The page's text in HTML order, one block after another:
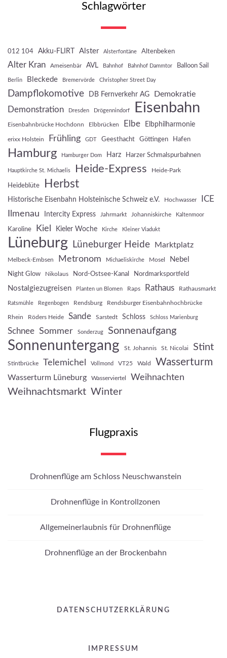
Schlagwörter
012 104 Akku-FLIRT Alster Alsterfontäne Altenbeken
Alter Kran Ameisenbär AVL Bahnhof Bahnhof Dammtor Balloon Sail
Berlin Bleckede Bremervörde Christopher Street Day
Dampflokomotive DB Fernverkehr AG Demokratie
Demonstration Dresden Drögennindorf Eisenbahn
Eisenbahnbrücke Hochdonn Elbbrücken Elbe Elbphilharmonie
erixx Holstein Frühling GDT Geesthacht Göttingen Hafen
Hamburg Hamburger Dom Harz Harzer Schmalspurbahnen
Hauptkirche St. Michaelis Heide-Express Heide-Park
Heideblüte Herbst
Historische Eisenbahn Holsteinische Schweiz e.V. Hochwasser ICE
Ilmenau Intercity Express Jahrmarkt Johanniskirche Kaltenmoor
Karoline Kiel Kieler Woche Kirche Kleiner Viadukt
Lüneburg Lüneburger Heide Marktplatz
Melbeck-Embsen Metronom Michaeliskirche Mosel Nebel
Night Glow Nikolaus Nord-Ostsee-Kanal Nordmarksportfeld
Nostalgiezugreisen Planten un Blomen Raps Rathaus Rathausmarkt
Ratsmühle Regenbogen Rendsburg Rendsburger Eisenbahnhochbrücke
Rhein Röders Heide Sande Sarstedt Schloss Schloss Marienburg
Schnee Sommer Sonderzug Sonnenaufgang
Sonnenuntergang St. Johannis St. Nicolai Stint
Stintbrücke Telemichel Vollmond VT25 Wald Wasserturm
Wasserturm Lüneburg Wasserviertel Weihnachten
Weihnachtsmarkt Winter
Flugpraxis
Drohnenflüge am Schloss Neuschwanstein
Drohnenflüge in Kontrollzonen
Allgemeinerlaubnis für Drohnenflüge
Drohnenflüge an der Brockenbahn
DATENSCHUTZERKLÄRUNG
IMPRESSUM